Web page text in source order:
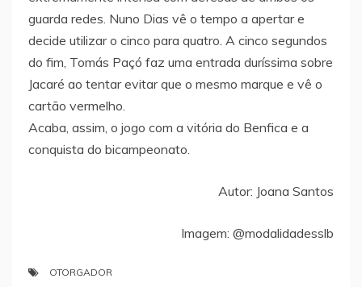
guarda redes. Nuno Dias vê o tempo a apertar e
decide utilizar o cinco para quatro. A cinco segundos
do fim, Tomás Paçó faz uma entrada duríssima sobre
Jacaré ao tentar evitar que o mesmo marque e vê o
cartão vermelho.
Acaba, assim, o jogo com a vitória do Benfica e a
conquista do bicampeonato.
Autor: Joana Santos
Imagem: @modalidadesslb
OTORGADOR